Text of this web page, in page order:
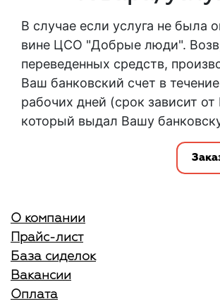
В случае если услуга не была
вине ЦСО "Добрые люди".
переведенных средств,
Ваш банковский счет в
рабочих дней (срок зависит от
который выдал Вашу
О компании
Прайс-лист
База сиделок
Вакансии
Оплата